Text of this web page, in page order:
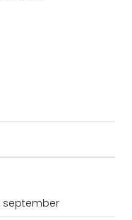
september